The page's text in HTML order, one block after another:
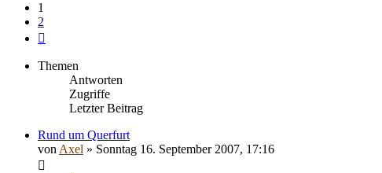
1
2
Themen
Antworten
Zugriffe
Letzter Beitrag
Rund um Querfurt
von Axel » Sonntag 16. September 2007, 17:16